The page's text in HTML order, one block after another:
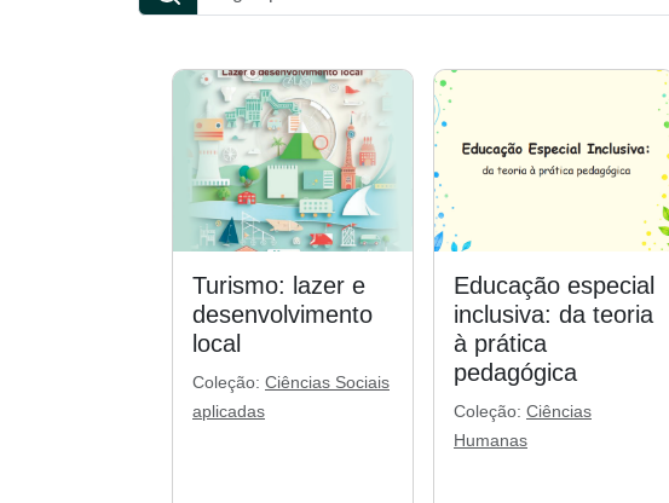
Turismo: lazer e
desenvolvimento
local
Coleção: Ciências Sociais
aplicadas
Educação especial
inclusiva: da teoria
à prática
pedagógica
Coleção: Ciências
Humanas